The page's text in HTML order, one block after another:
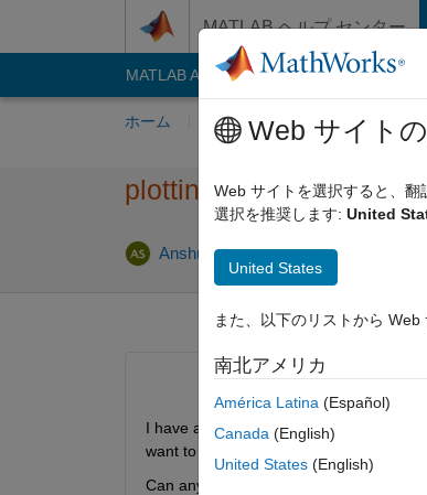
MATLAB ヘルプ センター
MATLAB Answers File Exchange
ホーム 質問する 回答 閲覧
plotting an array
Anshuman S 2020 3 月 5
I have a matrix T(x,t) = T(position,
want to skip 20 cols in the plot!
Can anyone suggest me something!
Web サイト
Web サイトを選択すると、
選択を推奨します: United
United States
また、以下のリストから Web
南北アメリカ
América Latina (Español)
Canada (English)
United States (English)